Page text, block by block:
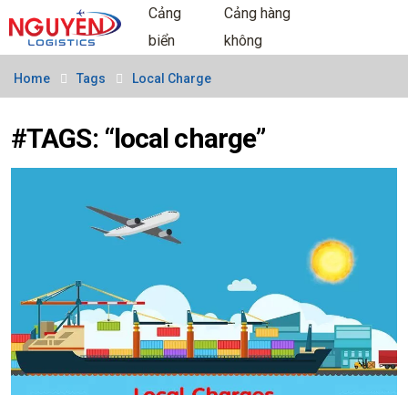
Cảng
biển
Cảng hàng
không
Home Tags Local Charge
#TAGS: “local charge”